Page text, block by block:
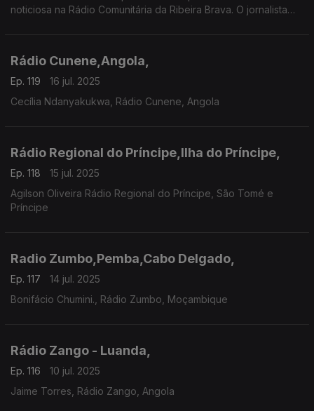
noticiosa na Rádio Comunitária da Ribeira Brava. O jornalista
Rádio Cunene,Angola,
Ep. 119
16 jul. 2025
Cecília Ndanyakukwa, Rádio Cunene, Angola
Rádio Regional do Príncipe,Ilha do Príncipe,
Ep. 118
15 jul. 2025
Agilson Oliveira Rádio Regional do Príncipe, São Tomé e
Príncipe
Radio Zumbo,Pemba,Cabo Delgado,
Ep. 117
14 jul. 2025
Bonifácio Chumini., Rádio Zumbo, Moçambique
Rádio Zango - Luanda,
Ep. 116
10 jul. 2025
Jaime Torres, Rádio Zango, Angola